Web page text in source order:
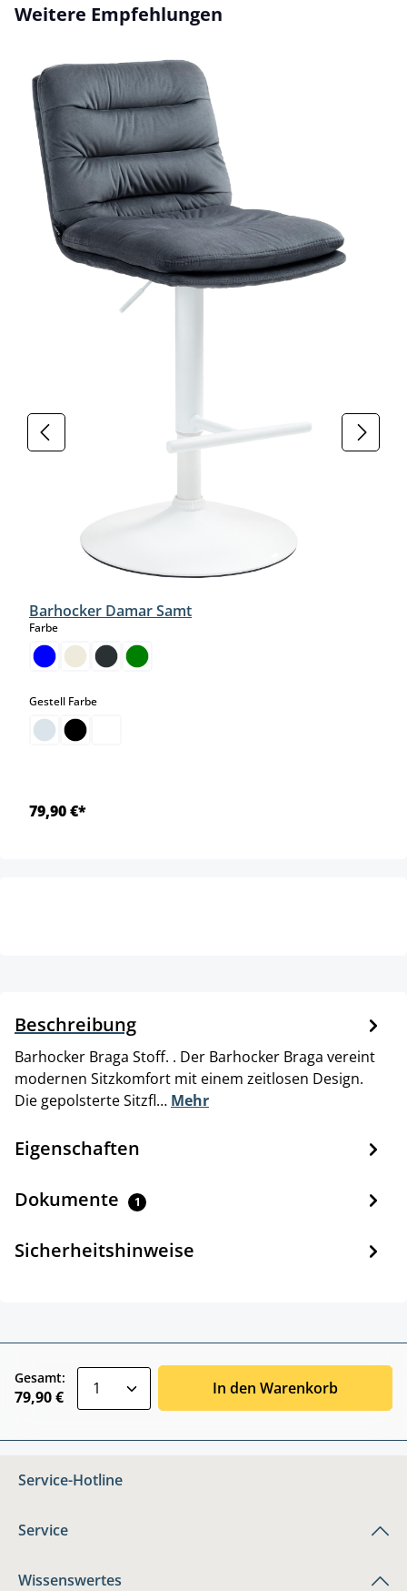
Produktgalerie überspringen
Weitere Empfehlungen
Barhocker Damar Samt
Farbeauswählen
Gestell Farbeauswählen
79,90 €*
Beschreibung
Barhocker Braga Stoff. . Der Barhocker Braga vereint
modernen Sitzkomfort mit einem zeitlosen Design.
Die gepolsterte Sitzfl… Mehr
Eigenschaften
Dokumente 1
Sicherheitshinweise
Gesamt:
79,90 € In den Warenkorb
Service-Hotline
Service
Wissenswertes